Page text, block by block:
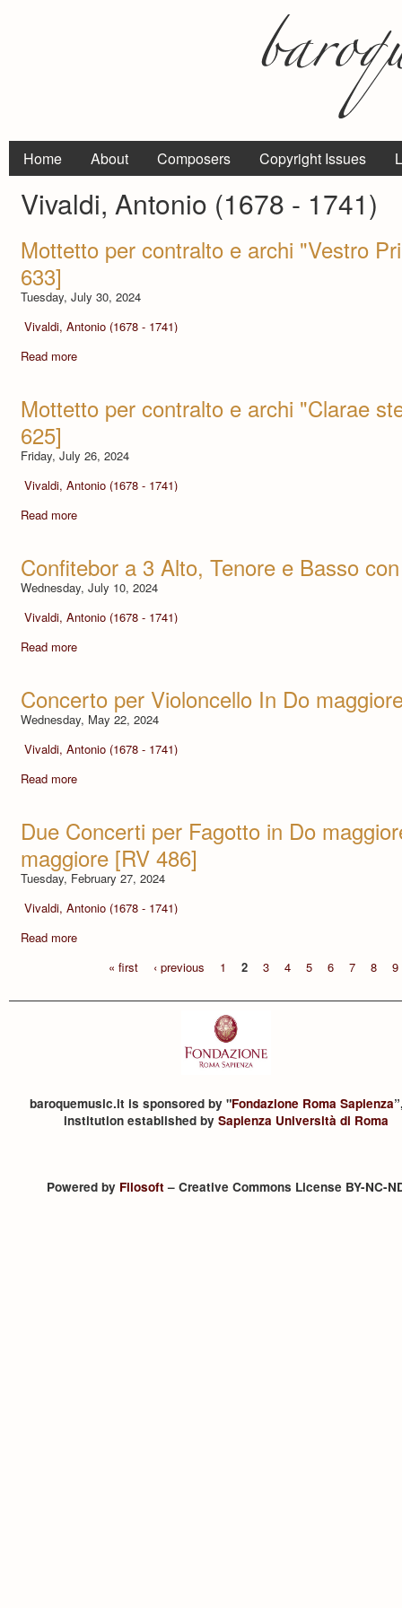
Home About Composers Copyright Issues
Vivaldi, Antonio (1678 - 1741)
Mottetto per contralto e archi "Vestro
633]
Tuesday, July 30, 2024
Vivaldi, Antonio (1678 - 1741)
Read more
Mottetto per contralto e archi "Clarae
625]
Friday, July 26, 2024
Vivaldi, Antonio (1678 - 1741)
Read more
Confitebor a 3 Alto, Tenore e Basso
Wednesday, July 10, 2024
Vivaldi, Antonio (1678 - 1741)
Read more
Concerto per Violoncello In Do
Wednesday, May 22, 2024
Vivaldi, Antonio (1678 - 1741)
Read more
Due Concerti per Fagotto in Do
maggiore [RV 486]
Tuesday, February 27, 2024
Vivaldi, Antonio (1678 - 1741)
Read more
« first
‹ previous 1 2 3 4 5 6 7 8 9
baroquemusic.it is sponsored by "Fondazione Roma Sapienza
institution established by Sapienza Università di Roma
Powered by Filosoft– Creative Commons License BY-NC-